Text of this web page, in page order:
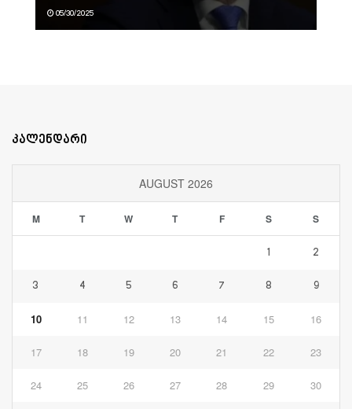
05/30/2025
კალენდარი
AUGUST 2026
M T W T F S S
1 2
3 4 5 6 7 8 9
10 11 12 13 14 15 16
17 18 19 20 21 22 23
24 25 26 27 28 29 30